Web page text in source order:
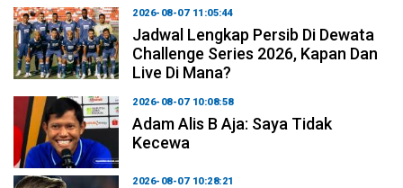
2026-08-07 11:05:44
Jadwal Lengkap Persib Di Dewata
Challenge Series 2026, Kapan Dan
Live Di Mana?
2026-08-07 10:08:58
Adam Alis B Aja: Saya Tidak
Kecewa
2026-08-07 10:28:21